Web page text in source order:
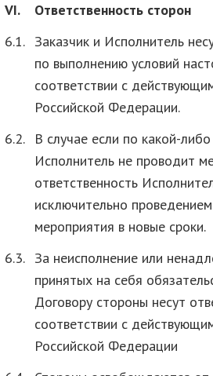
VI.
Ответственность сторон
6.1. Заказчик и Исполнитель
по выполнению условий
соответствии с
Российской Федерации.
6.2.
В случае если по какой-
Исполнитель не проводит
ответственность
исключительно
мероприятия в новые сроки.
6.3. За неисполнение или
принятых на себя
Договору стороны несут
соответствии с
Российской Федерации